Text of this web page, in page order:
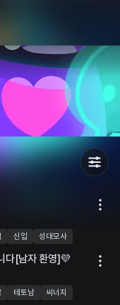
신입 성대모사
다[남자 환영]💜
테토남 씨너지